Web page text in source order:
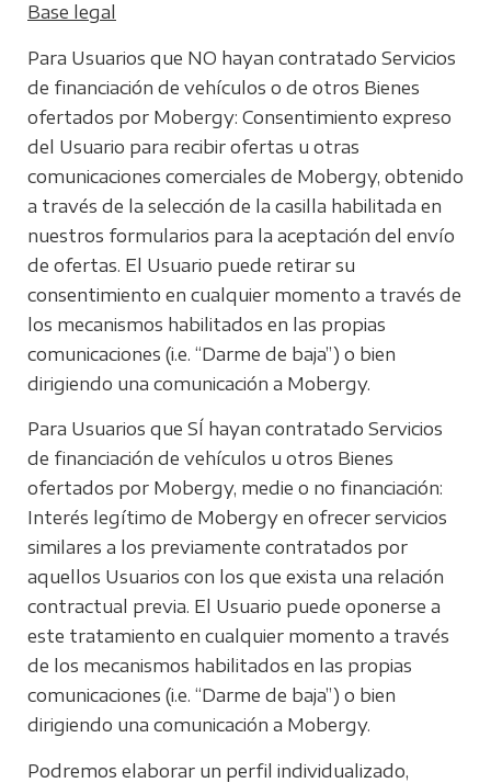
Base legal
Para Usuarios que NO hayan contratado Servicios
de financiación de vehículos o de otros Bienes
ofertados por Mobergy: Consentimiento expreso
del Usuario para recibir ofertas u otras
comunicaciones comerciales de Mobergy, obtenido
a través de la selección de la casilla habilitada en
nuestros formularios para la aceptación del envío
de ofertas. El Usuario puede retirar su
consentimiento en cualquier momento a través de
los mecanismos habilitados en las propias
comunicaciones (i.e. “Darme de baja”) o bien
dirigiendo una comunicación a Mobergy.
Para Usuarios que SÍ hayan contratado Servicios
de financiación de vehículos u otros Bienes
ofertados por Mobergy, medie o no financiación:
Interés legítimo de Mobergy en ofrecer servicios
similares a los previamente contratados por
aquellos Usuarios con los que exista una relación
contractual previa. El Usuario puede oponerse a
este tratamiento en cualquier momento a través
de los mecanismos habilitados en las propias
comunicaciones (i.e. “Darme de baja”) o bien
dirigiendo una comunicación a Mobergy.
Podremos elaborar un perfil individualizado,